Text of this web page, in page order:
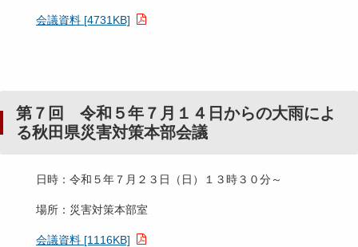
会議資料 [4731KB]
第７回 令和５年７月１４日からの大雨によ
る秋田県災害対策本部会議
日時：令和５年７月２３日（日）１３時３０分～
場所：災害対策本部室
会議資料 [1116KB]